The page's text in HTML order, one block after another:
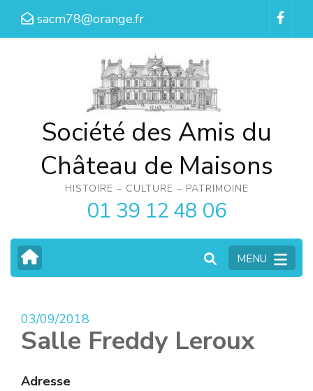
Aller
sacm78@orange.fr
Société des Amis du
Château de Maisons
HISTOIRE – CULTURE – PATRIMOINE
01 39 12 48 06
MENU
03/09/2018
Salle Freddy Leroux
Adresse